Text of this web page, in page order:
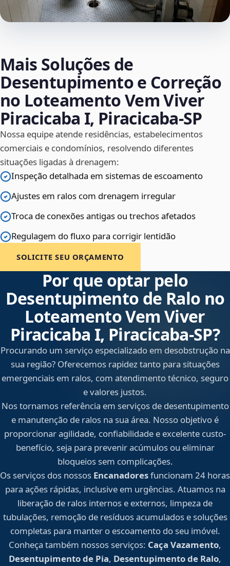
Mais Soluções de
Desentupimento e Correção
no Loteamento Vem Viver
Piracicaba I, Piracicaba‑SP
Nossa equipe atende residências, estabelecimentos
comerciais e condomínios, resolvendo diferentes
situações ligadas à drenagem:
Inspeção detalhada em sistemas de escoamento
Ajustes em ralos com drenagem irregular
Troca de conexões antigas ou trechos afetados
Regulagem do fluxo para corrigir lentidão
SOLICITE SEU ORÇAMENTO
Por que optar pelo
Desentupimento de Ralo no
Loteamento Vem Viver
Piracicaba I, Piracicaba‑SP?
Procurando um serviço especializado em desobstrução na
sua região? Oferecemos rapidez tanto para situações
emergenciais em ralos, com atendimento técnico, seguro
e valores justos.
Nos tornamos referência em serviços de desentupimento
e manutenção de ralos na sua área. Nosso objetivo é
proporcionar agilidade, confiabilidade e excelente custo-
benefício, seja para prevenir acúmulos ou eliminar
bloqueios sem complicações.
Os serviços dos nossos Encanadoresfuncionam 24 horas
para ações rápidas, inclusive em urgências. Atuamos na
liberação de ralos internos e externos, limpeza de
tubulações, remoção de resíduos acumulados e soluções
completas para manter o escoamento do seu imóvel.
Conheça também nossos serviços: Caça Vazamento,
Desentupimento de Pia, Desentupimento de Ralo,